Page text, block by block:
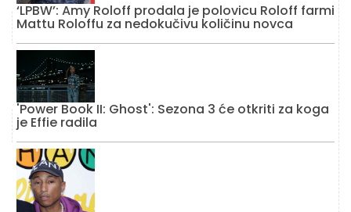
‘LPBW’: Amy Roloff prodala je polovicu Roloff farmi
Mattu Roloffu za nedokučivu količinu novca
'Power Book II: Ghost': Sezona 3 će otkriti za koga
je Effie radila